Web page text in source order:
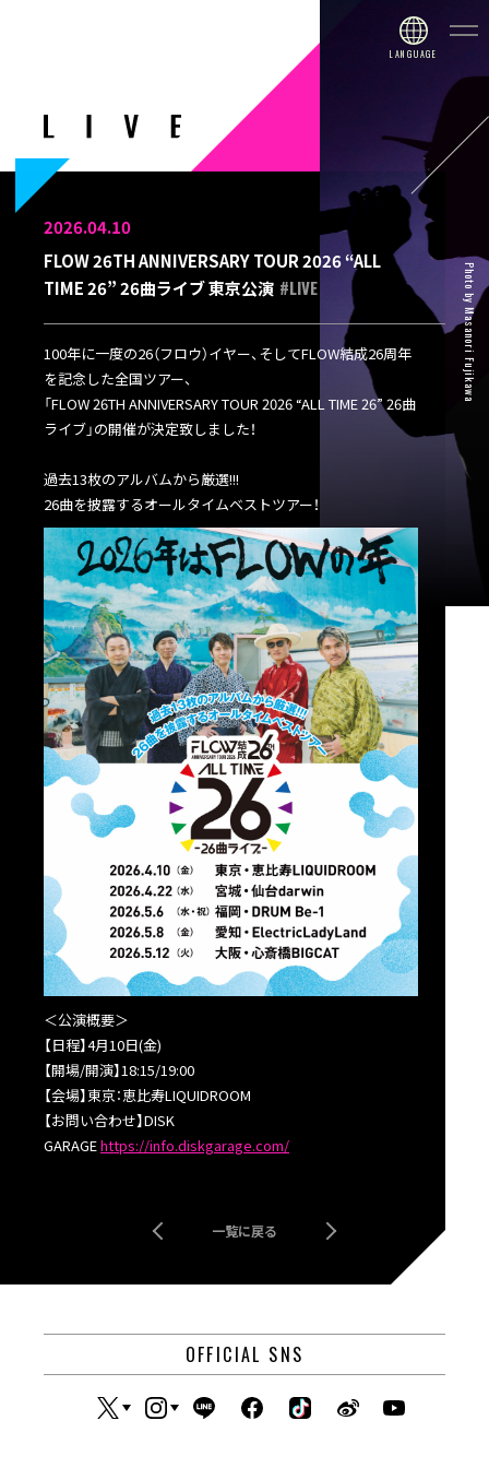
Photo by Masanori Fujikawa
2026.04.10
FLOW 26TH ANNIVERSARY TOUR 2026 “ALL
TIME 26” 26曲ライブ 東京公演 #LIVE
100年に一度の26（フロウ）イヤー、そしてFLOW結成26周年
を記念した全国ツアー、
「FLOW 26TH ANNIVERSARY TOUR 2026 “ALL TIME 26” 26曲
ライブ」の開催が決定致しました！
過去13枚のアルバムから厳選!!!
26曲を披露するオールタイムベストツアー！
＜公演概要＞
【日程】4月10日(金)
【開場/開演】18:15/19:00
【会場】東京：恵比寿LIQUIDROOM
【お問い合わせ】DISK
GARAGEhttps://info.diskgarage.com/
一覧に戻る
OFFICIAL SNS